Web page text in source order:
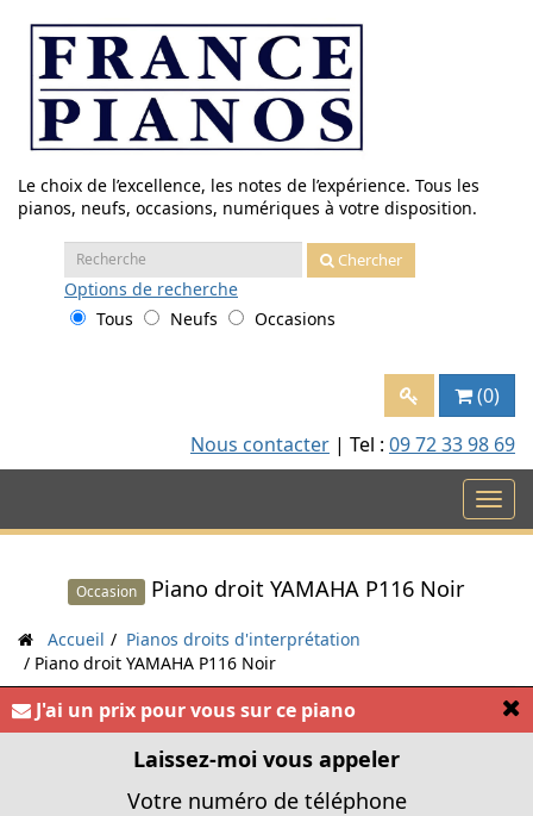
contenu
Le choix de l’excellence, les notes de l’expérience. Tous les
pianos, neufs, occasions, numériques à votre disposition.
Recherche
:
Chercher
Options de recherche
Tous
Neufs Occasions
(0)
Nous contacter | Tel : 09 72 33 98 69
Occasion Piano droit YAMAHA P116 Noir
Accueil
Pianos droits d'interprétation
Piano droit YAMAHA P116 Noir
« Piano droit YAMAHA P116 Noir 3 pédales »
J'ai un prix pour vous sur ce piano
Laissez-moi vous appeler
Votre numéro de téléphone